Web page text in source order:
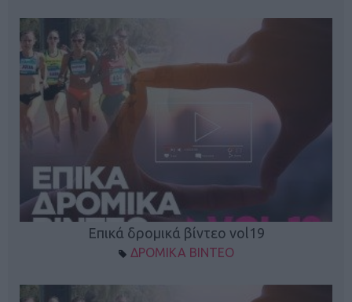
Επικά δρομικά βίντεο vol19
ΔΡΟΜΙΚΑ ΒΙΝΤΕΟ